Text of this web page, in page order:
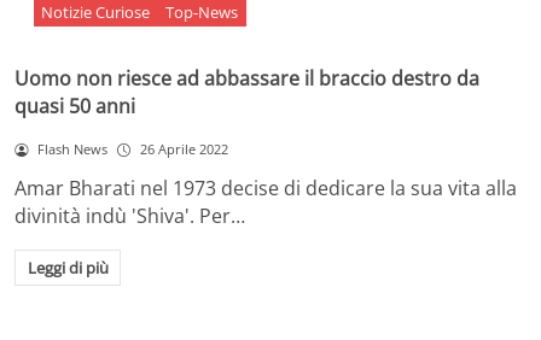
Notizie Curiose Top-News
Uomo non riesce ad abbassare il braccio destro da
quasi 50 anni
Flash News 26 Aprile 2022
Amar Bharati nel 1973 decise di dedicare la sua vita alla
divinità indù 'Shiva'. Per…
Leggi di più